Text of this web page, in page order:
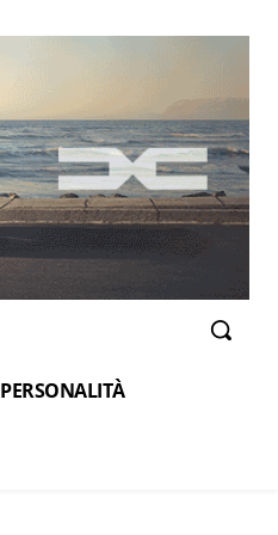
PERSONALITÀ